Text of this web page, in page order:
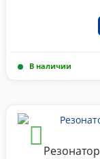
В наличии